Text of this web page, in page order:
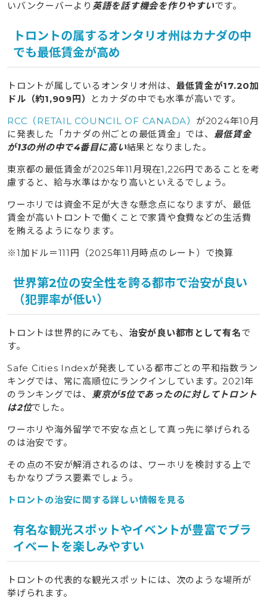
いバンクーバーより 英語を話す機会を作りやすいです。
トロントの属するオンタリオ州はカナダの中
でも最低賃金が高め
トロントが属しているオンタリオ州は、 最低賃金が17.20加
ドル（約1,909円）
とカナダの中でも水準が高いです。
RCC（RETAIL COUNCIL OF CANADA） が2024年10月
に発表した「カナダの州ごとの最低賃金」では、
最低賃金
が13の州の中で4番目に高い結果となりました。
東京都の最低賃金が2025年11月現在1,226円であることを考
慮すると、給与水準はかなり高いといえるでしょう。
ワーホリでは資金不足が大きな懸念点になりますが、最低
賃金が高いトロントで働くことで家賃や食費などの生活費
を賄えるようになります。
※1加ドル＝111円（2025年11月時点のレート）で換算
世界第2位の安全性を誇る都市で治安が良い
（犯罪率が低い）
トロントは世界的にみても、 治安が良い都市として有名で
す。
Safe Cities Indexが発表している都市ごとの平和指数ラン
キングでは、常に高順位にランクインしています。2021年
のランキングでは、
東京が5位であったのに対してトロント
は2位でした。
ワーホリや海外留学で不安な点として真っ先に挙げられる
のは治安です。
その点の不安が解消されるのは、ワーホリを検討する上で
もかなりプラス要素でしょう。
トロントの治安に関する詳しい情報を見る
有名な観光スポットやイベントが豊富でプラ
イベートを楽しみやすい
トロントの代表的な観光スポットには、次のような場所が
挙げられます。